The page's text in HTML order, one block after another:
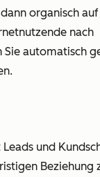
organisch
nach
Sie automatisch
und
Beziehung